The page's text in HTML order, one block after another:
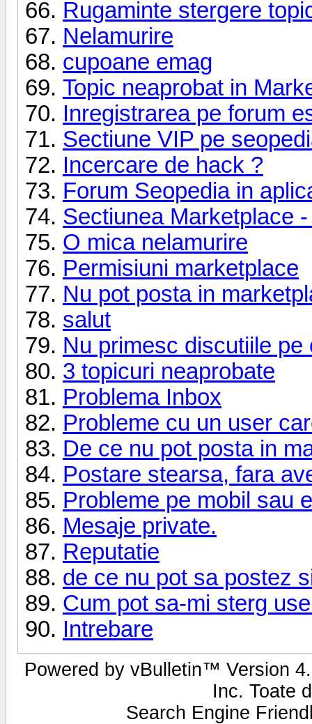
Rugaminte stergere
Nelamurire
cupoane emag
Topic neaprobat in
Inregistrarea pe forum
Sectiune VIP pe
Incercare de hack ?
Forum Seopedia in
Sectiunea Marketplace
O mica nelamurire
Permisiuni marketplace
Nu pot posta in
salut
Nu primesc discutiile pe
3 topicuri neaprobate
Problema Inbox
Probleme cu un user
De ce nu pot posta in
Postare stearsa, fara
Probleme pe mobil sau
Mesaje private.
Reputatie
de ce nu pot sa postez
Cum pot sa-mi sterg
Intrebare
Powered by vBulletin™ Version
Inc. Toate
Search Engine